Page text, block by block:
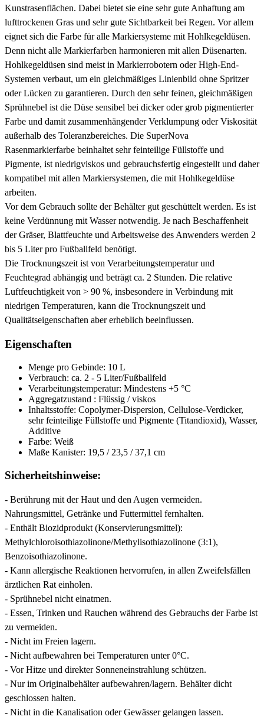
Kunstrasenflächen. Dabei bietet sie eine sehr gute Anhaftung am
lufttrockenen Gras und sehr gute Sichtbarkeit bei Regen. Vor allem
eignet sich die Farbe für alle Markiersysteme mit Hohlkegeldüsen.
Denn nicht alle Markierfarben harmonieren mit allen Düsenarten.
Hohlkegeldüsen sind meist in Markierrobotern oder High-End-
Systemen verbaut, um ein gleichmäßiges Linienbild ohne Spritzer
oder Lücken zu garantieren. Durch den sehr feinen, gleichmäßigen
Sprühnebel ist die Düse sensibel bei dicker oder grob pigmentierter
Farbe und damit zusammenhängender Verklumpung oder Viskosität
außerhalb des Toleranzbereiches. Die SuperNova
Rasenmarkierfarbe beinhaltet sehr feinteilige Füllstoffe und
Pigmente, ist niedrigviskos und gebrauchsfertig eingestellt und daher
kompatibel mit allen Markiersystemen, die mit Hohlkegeldüse
arbeiten.
Vor dem Gebrauch sollte der Behälter gut geschüttelt werden. Es ist
keine Verdünnung mit Wasser notwendig. Je nach Beschaffenheit
der Gräser, Blattfeuchte und Arbeitsweise des Anwenders werden 2
bis 5 Liter pro Fußballfeld benötigt.
Die Trocknungszeit ist von Verarbeitungstemperatur und
Feuchtegrad abhängig und beträgt ca. 2 Stunden. Die relative
Luftfeuchtigkeit von > 90 %, insbesondere in Verbindung mit
niedrigen Temperaturen, kann die Trocknungszeit und
Qualitätseigenschaften aber erheblich beeinflussen.
Eigenschaften
Menge pro Gebinde: 10 L
Verbrauch: ca. 2 - 5 Liter/Fußballfeld
Verarbeitungstemperatur: Mindestens +5 °C
Aggregatzustand : Flüssig / viskos
Inhaltsstoffe: Copolymer-Dispersion, Cellulose-Verdicker,
sehr feinteilige Füllstoffe und Pigmente (Titandioxid), Wasser,
Additive
Farbe: Weiß
Maße Kanister: 19,5 / 23,5 / 37,1 cm
Sicherheitshinweise:
- Berührung mit der Haut und den Augen vermeiden.
Nahrungsmittel, Getränke und Futtermittel fernhalten.
- Enthält Biozidprodukt (Konservierungsmittel):
Methylchloroisothiazolinone/Methylisothiazolinone (3:1),
Benzoisothiazolinone.
- Kann allergische Reaktionen hervorrufen, in allen Zweifelsfällen
ärztlichen Rat einholen.
- Sprühnebel nicht einatmen.
- Essen, Trinken und Rauchen während des Gebrauchs der Farbe ist
zu vermeiden.
- Nicht im Freien lagern.
- Nicht aufbewahren bei Temperaturen unter 0°C.
- Vor Hitze und direkter Sonneneinstrahlung schützen.
- Nur im Originalbehälter aufbewahren/lagern. Behälter dicht
geschlossen halten.
- Nicht in die Kanalisation oder Gewässer gelangen lassen.